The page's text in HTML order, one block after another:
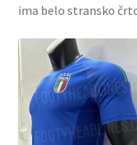
ima belo stransko